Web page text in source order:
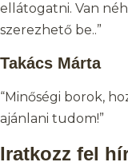
ellátogatni. Van
szerezhető be..”
Takács Márta
“Minőségi borok,
ajánlani tudom!”
Iratkozz fel